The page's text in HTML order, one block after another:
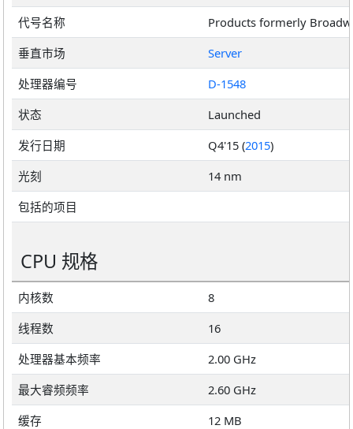
代号名称
Products formerly
垂直市场
Server
处理器编号
D-1548
状态
Launched
发行日期
Q4'15 (2015)
光刻
14 nm
包括的项目
CPU 规格
内核数
8
线程数
16
处理器基本频率
2.00 GHz
最大睿频频率
2.60 GHz
缓存
12 MB